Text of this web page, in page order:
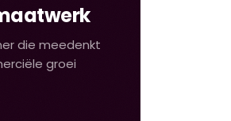
die meedenkt
groei